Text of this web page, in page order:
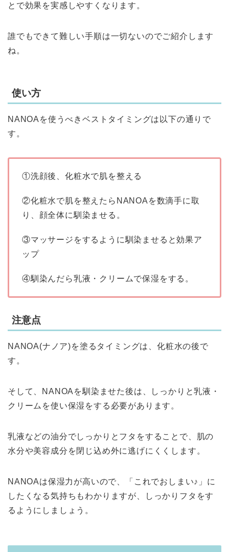
とで効果を実感しやすくなります。
誰でもできて難しい手順は一切ないのでご紹介します
ね。
使い方
NANOAを使うべきベストタイミングは以下の通りで
す。
①洗顔後、化粧水で肌を整える
②化粧水で肌を整えたらNANOAを数滴手に取
り、顔全体に馴染ませる。
③マッサージをするように馴染ませると効果ア
ップ
④馴染んだら乳液・クリームで保湿をする。
注意点
NANOA(ナノア)を塗るタイミングは、化粧水の後で
す。
そして、NANOAを馴染ませた後は、しっかりと乳液・
クリームを使い保湿をする必要があります。
乳液などの油分でしっかりとフタをすることで、肌の
水分や美容成分を閉じ込め外に逃げにくくします。
NANOAは保湿力が高いので、「これでおしまい♪」に
したくなる気持ちもわかりますが、しっかりフタをす
るようにしましょう。